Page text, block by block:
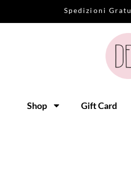
Sped izi on i Gratu
Shop Gift Card